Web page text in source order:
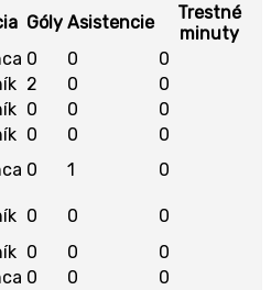
Góly Asistencie
Trestné
minuty
0 0
0
2 0
0
0 0
0
0 0
0
0 1 0
0 0
0
0 0
0
0 0
0